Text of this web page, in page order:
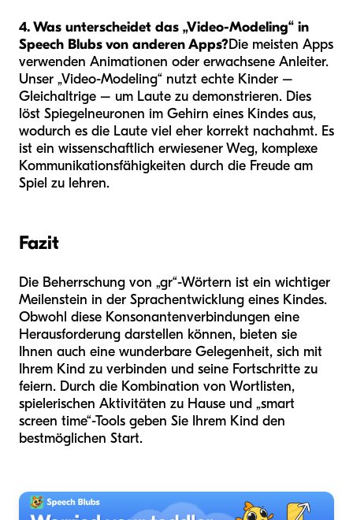
4. Was unterscheidet das „Video-Modeling“ in
Speech Blubs von anderen Apps?Die meisten Apps
verwenden Animationen oder erwachsene Anleiter.
Unser „Video-Modeling“ nutzt echte Kinder –
Gleichaltrige – um Laute zu demonstrieren. Dies
löst Spiegelneuronen im Gehirn eines Kindes aus,
wodurch es die Laute viel eher korrekt nachahmt. Es
ist ein wissenschaftlich erwiesener Weg, komplexe
Kommunikationsfähigkeiten durch die Freude am
Spiel zu lehren.
Fazit
Die Beherrschung von „gr“-Wörtern ist ein wichtiger
Meilenstein in der Sprachentwicklung eines Kindes.
Obwohl diese Konsonantenverbindungen eine
Herausforderung darstellen können, bieten sie
Ihnen auch eine wunderbare Gelegenheit, sich mit
Ihrem Kind zu verbinden und seine Fortschritte zu
feiern. Durch die Kombination von Wortlisten,
spielerischen Aktivitäten zu Hause und „smart
screen time“-Tools geben Sie Ihrem Kind den
bestmöglichen Start.